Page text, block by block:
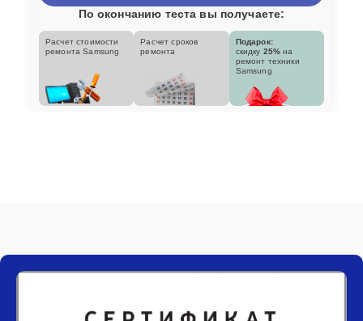
По окончанию теста вы получаете:
Расчет стоимости
ремонта Samsung
Расчет сроков
ремонта
Подарок:
скидку 25% на
ремонт техники
Samsung